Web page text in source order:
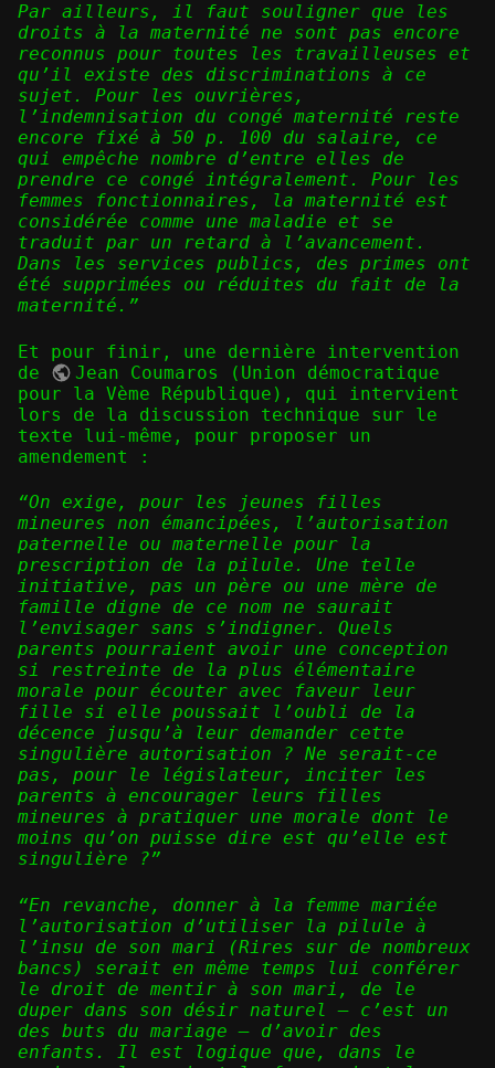
Par ailleurs, il faut souligner que les
droits à la maternité ne sont pas encore
reconnus pour toutes les travailleuses et
qu’il existe des discriminations à ce
sujet. Pour les ouvrières,
l’indemnisation du congé maternité reste
encore fixé à 50 p. 100 du salaire, ce
qui empêche nombre d’entre elles de
prendre ce congé intégralement. Pour les
femmes fonctionnaires, la maternité est
considérée comme une maladie et se
traduit par un retard à l’avancement.
Dans les services publics, des primes ont
été supprimées ou réduites du fait de la
maternité.”
Et pour finir, une dernière intervention
de
Jean Coumaros
(Union démocratique
pour la Vème République), qui intervient
lors de la discussion technique sur le
texte lui-même, pour proposer un
amendement :
“On exige, pour les jeunes filles
mineures non émancipées, l’autorisation
paternelle ou maternelle pour la
prescription de la pilule. Une telle
initiative, pas un père ou une mère de
famille digne de ce nom ne saurait
l’envisager sans s’indigner. Quels
parents pourraient avoir une conception
si restreinte de la plus élémentaire
morale pour écouter avec faveur leur
fille si elle poussait l’oubli de la
décence jusqu’à leur demander cette
singulière autorisation ? Ne serait-ce
pas, pour le législateur, inciter les
parents à encourager leurs filles
mineures à pratiquer une morale dont le
moins qu’on puisse dire est qu’elle est
singulière ?”
“En revanche, donner à la femme mariée
l’autorisation d’utiliser la pilule à
l’insu de son mari (Rires sur de nombreux
bancs) serait en même temps lui conférer
le droit de mentir à son mari, de le
duper dans son désir naturel – c’est un
des buts du mariage – d’avoir des
enfants. Il est logique que, dans le